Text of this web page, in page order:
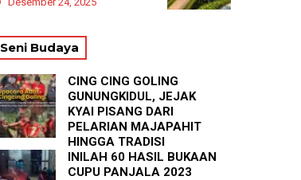
Seni Budaya
CING CING GOLING
GUNUNGKIDUL, JEJAK
KYAI PISANG DARI
PELARIAN MAJAPAHIT
HINGGA TRADISI
TASYAKURAN
PADUKUHAN GEDANGAN
INILAH 60 HASIL BUKAAN
CUPU PANJALA 2023